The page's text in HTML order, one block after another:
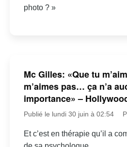
photo ? »
Mc Gilles: «Que tu
m’aimes pas… ça n’a
importance» –
Publié le lundi 30 juin à 02:54
Et c’est en thérapie qu’il a